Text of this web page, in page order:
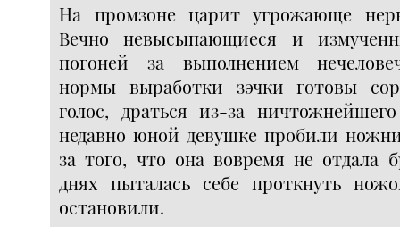
На промзоне царит угрожающе
Вечно невысыпающиеся и
погоней за выполнением
нормы выработки зэчки готовы
голос, драться из-за
недавно юной девушке пробили
за того, что она вовремя не отдала
днях пыталась себе проткнуть
остановили.